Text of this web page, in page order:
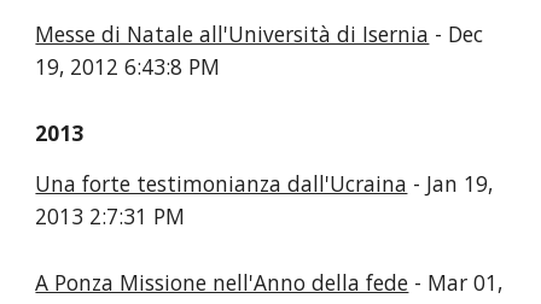
Messe di Natale all'Università di Isernia - Dec
19, 2012 6:43:8 PM
2013
Una forte testimonianza dall'Ucraina - Jan 19,
2013 2:7:31 PM
A Ponza Missione nell'Anno della fede - Mar 01,